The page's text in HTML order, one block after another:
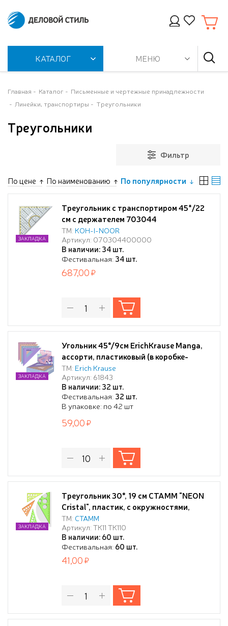
КАТАЛОГ МЕНЮ
Главная Каталог
Письменные и чертежные принадлежности
Линейки, транспортиры
Треугольники
Треугольники
Фильтр
По цене По наименованию По популярности
Треугольник с транспортиром 45*/22
см с держателем 703044
ТМ: KOH-I-NOОR
Артикул: 070304400000
В наличии: 34 шт.
Фестивальная: 34 шт.
ЗАКЛАДКА
687,00
Угольник 45°/9см ErichKrause Manga,
ассорти, пластиковый (в коробке-
дисплее по 42 шт)
ТМ: Erich Krause
Артикул: 61843
В наличии: 32 шт.
Фестивальная: 32 шт.
В упаковке: по 42 шт
ЗАКЛАДКА
59,00
Треугольник 30°, 19 см СТАММ "NEON
Cristal", пластик, с окружностями,
прозрачный, неоновые цвета, ассорти
ТМ: СТАММ
Артикул: ТК11 ТК110
В наличии: 60 шт.
Фестивальная: 60 шт.
ЗАКЛАДКА
41,00